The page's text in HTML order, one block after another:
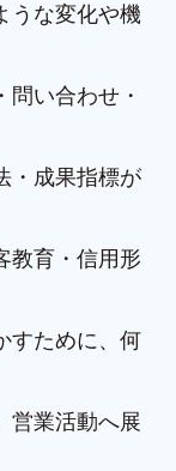
うな変化や機
い合わせ・
・成果指標が
教育・信用形
すために、何
営業活動へ展